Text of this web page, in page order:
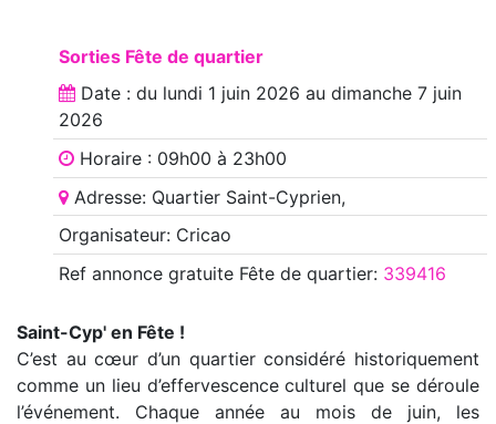
Sorties Fête de quartier
Date : du lundi 1 juin 2026 au dimanche 7 juin
2026
Horaire : 09h00 à 23h00
Adresse: Quartier Saint-Cyprien,
Organisateur: Cricao
Ref annoncegratuite Fête de quartier: 339416
Saint-Cyp' en Fête !
C’est au cœur d’un quartier considéré historiquement
comme un lieu d’effervescence culturel que se déroule
l’événement. Chaque année au mois de juin, les